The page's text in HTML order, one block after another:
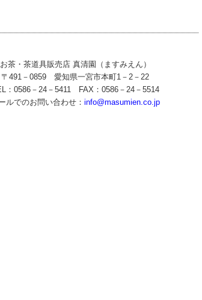
お茶・茶道具販売店 真清園（ますみえん）
〒491－0859 愛知県一宮市本町1－2－22
：0586－24－5411 FAX：0586－24－5514
ルでのお問い合わせ： info@masumien.co.jp